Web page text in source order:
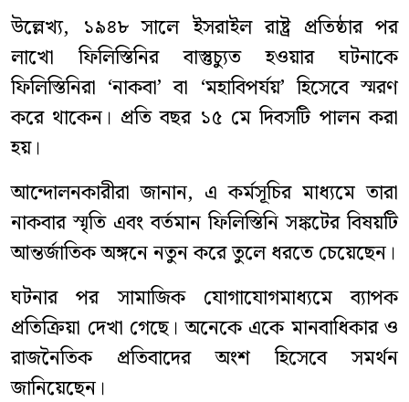
উল্লেখ্য, ১৯৪৮ সালে ইসরাইল রাষ্ট্র প্রতিষ্ঠার পর
লাখো ফিলিস্তিনির বাস্তুচ্যুত হওয়ার ঘটনাকে
ফিলিস্তিনিরা ‘নাকবা’ বা ‘মহাবিপর্যয়’ হিসেবে স্মরণ
করে থাকেন। প্রতি বছর ১৫ মে দিবসটি পালন করা
হয়।
আন্দোলনকারীরা জানান, এ কর্মসূচির মাধ্যমে তারা
নাকবার স্মৃতি এবং বর্তমান ফিলিস্তিনি সঙ্কটের বিষয়টি
আন্তর্জাতিক অঙ্গনে নতুন করে তুলে ধরতে চেয়েছেন।
ঘটনার পর সামাজিক যোগাযোগমাধ্যমে ব্যাপক
প্রতিক্রিয়া দেখা গেছে। অনেকে একে মানবাধিকার ও
রাজনৈতিক প্রতিবাদের অংশ হিসেবে সমর্থন
জানিয়েছেন।